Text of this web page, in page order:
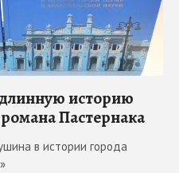
историю
Пастернака
в истории города